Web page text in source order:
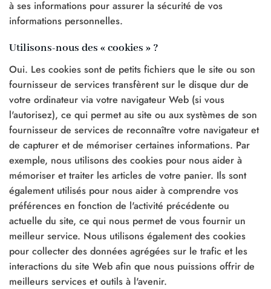
à ses informations pour assurer la sécurité de vos
informations personnelles.
Utilisons-nous des « cookies » ?
Oui. Les cookies sont de petits fichiers que le site ou son
fournisseur de services transfèrent sur le disque dur de
votre ordinateur via votre navigateur Web (si vous
l'autorisez), ce qui permet au site ou aux systèmes de son
fournisseur de services de reconnaître votre navigateur et
de capturer et de mémoriser certaines informations. Par
exemple, nous utilisons des cookies pour nous aider à
mémoriser et traiter les articles de votre panier. Ils sont
également utilisés pour nous aider à comprendre vos
préférences en fonction de l'activité précédente ou
actuelle du site, ce qui nous permet de vous fournir un
meilleur service. Nous utilisons également des cookies
pour collecter des données agrégées sur le trafic et les
interactions du site Web afin que nous puissions offrir de
meilleurs services et outils à l'avenir.